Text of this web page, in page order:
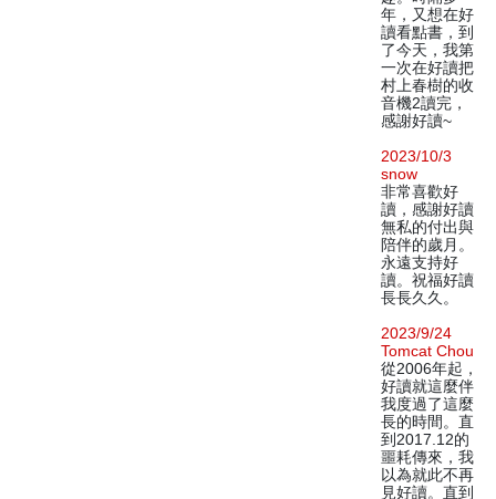
年，又想在好
讀看點書，到
了今天，我第
一次在好讀把
村上春樹的收
音機2讀完，
感謝好讀~
2023/10/3
snow
非常喜歡好
讀，感謝好讀
無私的付出與
陪伴的歲月。
永遠支持好
讀。祝福好讀
長長久久。
2023/9/24
Tomcat Chou
從2006年起，
好讀就這麼伴
我度過了這麼
長的時間。直
到2017.12的
噩耗傳來，我
以為就此不再
見好讀。直到